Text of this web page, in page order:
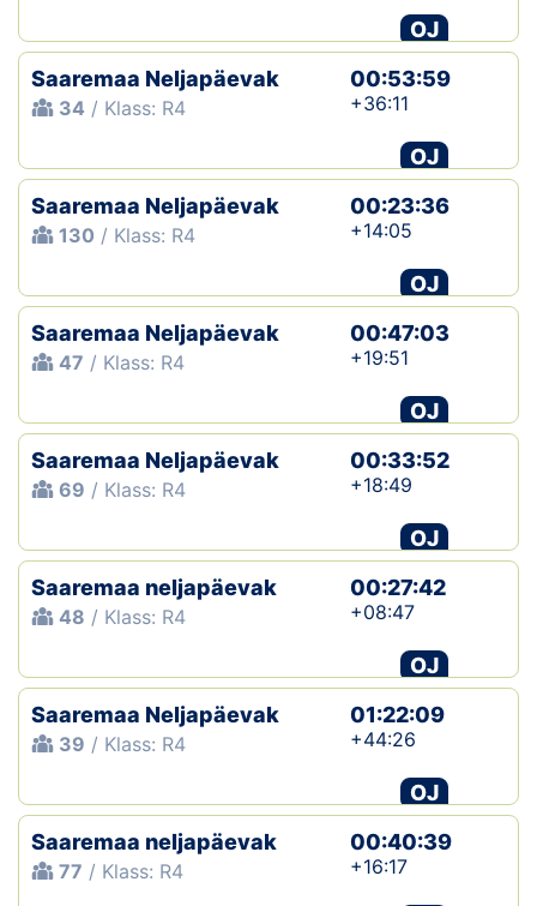
Suletud maastikud
Püsirajad
Koolitused
OTSI
OJ
Saaremaa Neljapäevak
34 / Klass: R4
00:53:59
+36:11
OJ
Saaremaa Neljapäevak
130 / Klass: R4
00:23:36
+14:05
OJ
Saaremaa Neljapäevak
47 / Klass: R4
00:47:03
+19:51
OJ
Saaremaa Neljapäevak
69 / Klass: R4
00:33:52
+18:49
OJ
Saaremaa neljapäevak
48 / Klass: R4
00:27:42
+08:47
OJ
Saaremaa Neljapäevak
39 / Klass: R4
01:22:09
+44:26
OJ
Saaremaa neljapäevak
77 / Klass: R4
00:40:39
+16:17